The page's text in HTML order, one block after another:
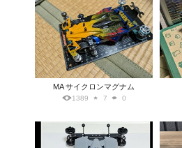
MA サイクロンマグナム
1389 7 0